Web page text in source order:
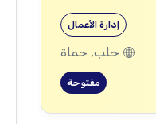
إدارة الأعمال
حلب, حماة
مفتوحة